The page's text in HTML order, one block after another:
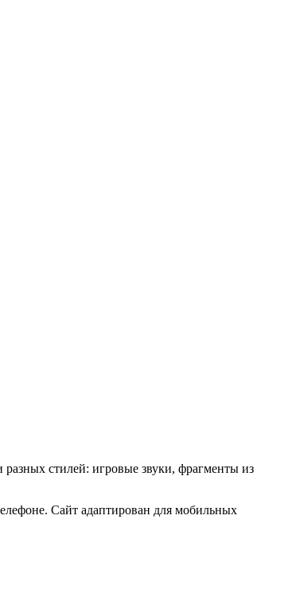
стилей: игровые звуки, фрагменты из
Сайт адаптирован для мобильных